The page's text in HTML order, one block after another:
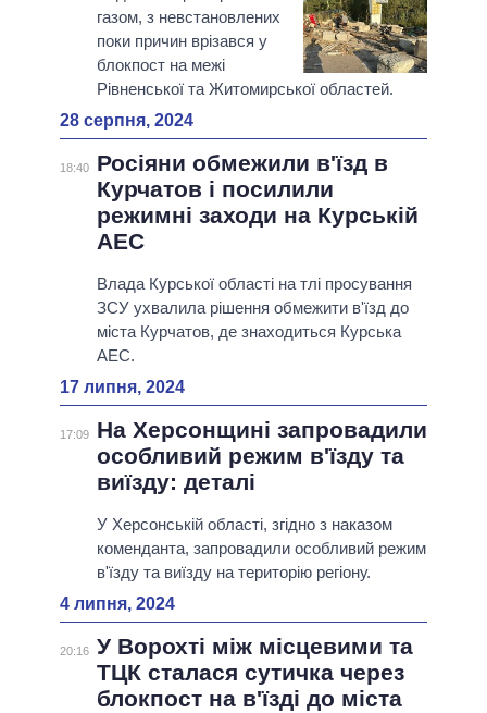
газом, з невстановлених
поки причин врізався у
блокпост на межі
Рівненської та Житомирської областей.
28 серпня, 2024
18:40
Росіяни обмежили в'їзд в
Курчатов і посилили
режимні заходи на Курській
АЕС
Влада Курської області на тлі просування
ЗСУ ухвалила рішення обмежити в'їзд до
міста Курчатов, де знаходиться Курська
АЕС.
17 липня, 2024
17:09
На Херсонщині запровадили
особливий режим в'їзду та
виїзду: деталі
У Херсонській області, згідно з наказом
коменданта, запровадили особливий режим
в'їзду та виїзду на територію регіону.
4 липня, 2024
20:16 У Ворохті між місцевими та
ТЦК сталася сутичка через
блокпост на в'їзді до міста